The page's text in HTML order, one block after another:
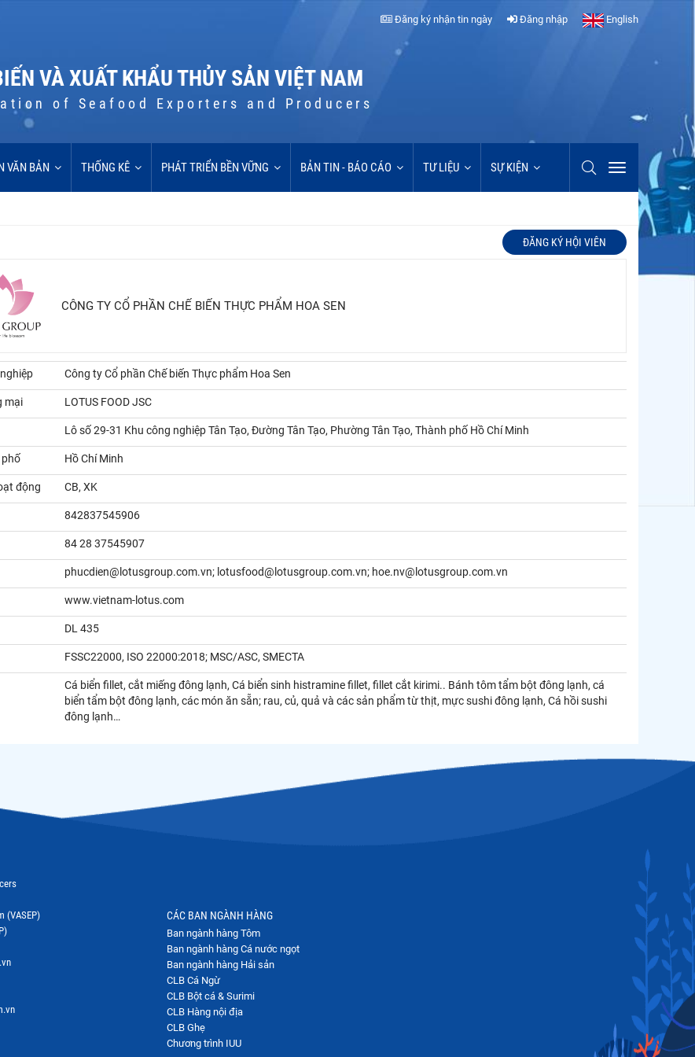
Đăng ký nhận tin ngày Đăng nhập English
VÀ XUẤT KHẨU THỦY SẢN VIỆT NAM
of Seafood Exporters and Producers
VĂN BẢN THỐNG KÊ PHÁT TRIỂN BỀN VỮNG BẢN TIN - BÁO CÁO TƯ LIỆU SỰ KIỆN
ĐĂNG KÝ HỘI VIÊN
CÔNG TY CỔ PHẦN CHẾ BIẾN THỰC PHẨM HOA SEN
Công ty Cổ phần Chế biến Thực phẩm Hoa Sen
mại LOTUS FOOD JSC
Lô số 29-31 Khu công nghiệp Tân Tạo, Đường Tân Tạo, Phường Tân Tạo, Thành phố Hồ Chí Minh
Hồ Chí Minh
động CB, XK
842837545906
84 28 37545907
phucdien@lotusgroup.com.vn; lotusfood@lotusgroup.com.vn; hoe.nv@lotusgroup.com.vn
www.vietnam-lotus.com
DL 435
FSSC22000, ISO 22000:2018; MSC/ASC, SMECTA
Cá biển fillet, cắt miếng đông lạnh, Cá biển sinh histramine fillet, fillet cắt kirimi.. Bánh tôm tẩm bột đông lạnh, cá
biển tẩm bột đông lạnh, các món ăn sẵn; rau, củ, quả và các sản phẩm từ thịt, mực sushi đông lạnh, Cá hồi sushi
đông lạnh…
(VASEP)
CÁC BAN NGÀNH HÀNG
Ban ngành hàng Tôm
Ban ngành hàng Cá nước ngọt
Ban ngành hàng Hải sản
CLB Cá Ngừ
CLB Bột cá & Surimi
CLB Hàng nội địa
CLB Ghẹ
Chương trình IUU